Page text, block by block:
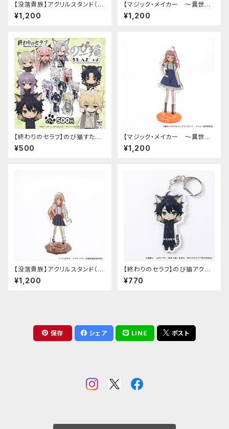
【没落貴族】アクリルスタンド（リ
アム）
¥1,200
【マジック・メイカー ～異世界
魔法の作り方～】アクリルスタン
ド（シオン）
¥1,200
【終わりのセラフ】のび猫すたん
だっぷ
¥500
【マジック・メイカー ～異世界
魔法の作り方～】アクリルスタン
ド（マリー）
¥1,200
【没落貴族】アクリルスタンド（少
女ラードーン）
¥1,200
【終わりのセラフ】のび猫アクリ
ルキーホルダー（百夜優一郎）
¥770
保存 シェア LINE ポスト